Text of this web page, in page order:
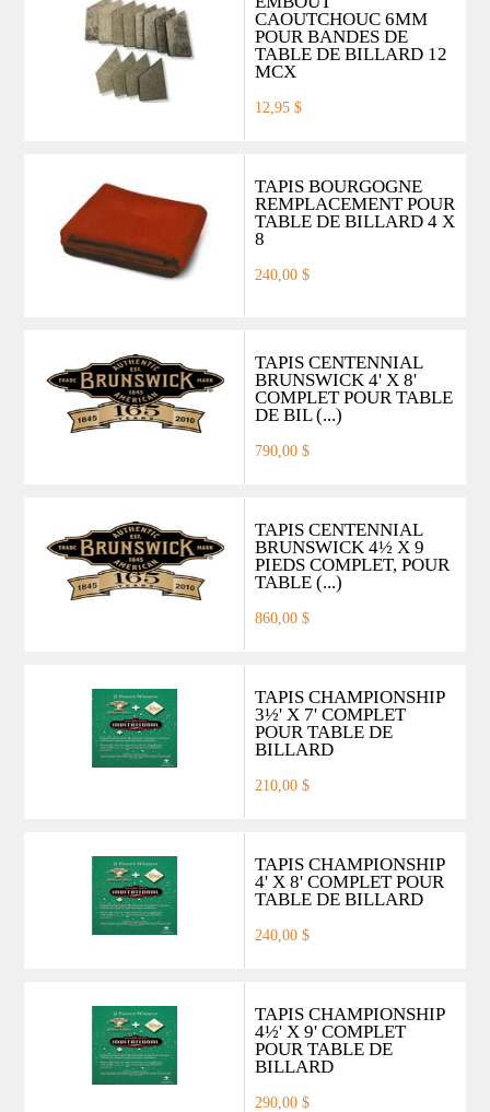
CAOUTCHOUC 6MM
POUR BANDES DE
TABLE DE BILLARD 12
MCX
12,95 $
TAPIS BOURGOGNE
REMPLACEMENT POUR
TABLE DE BILLARD 4 X
8
240,00 $
TAPIS CENTENNIAL
BRUNSWICK 4' X 8'
COMPLET POUR TABLE
DE BIL (...)
790,00 $
TAPIS CENTENNIAL
BRUNSWICK 4½ X 9
PIEDS COMPLET, POUR
TABLE (...)
860,00 $
TAPIS CHAMPIONSHIP
3½' X 7' COMPLET
POUR TABLE DE
BILLARD
210,00 $
TAPIS CHAMPIONSHIP
4' X 8' COMPLET POUR
TABLE DE BILLARD
240,00 $
TAPIS CHAMPIONSHIP
4½' X 9' COMPLET
POUR TABLE DE
BILLARD
290,00 $